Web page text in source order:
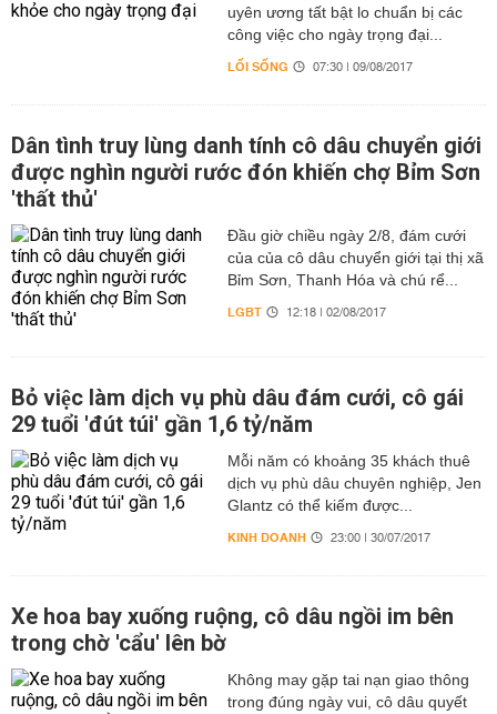
uyên ương tất bật lo chuẩn bị các
công việc cho ngày trọng đại...
LỐI SỐNG 07:30 | 09/08/2017
Dân tình truy lùng danh tính cô dâu chuyển giới
được nghìn người rước đón khiến chợ Bỉm Sơn
'thất thủ'
Đầu giờ chiều ngày 2/8, đám cưới
của của cô dâu chuyển giới tại thị xã
Bỉm Sơn, Thanh Hóa và chú rể...
LGBT 12:18 | 02/08/2017
Bỏ việc làm dịch vụ phù dâu đám cưới, cô gái
29 tuổi 'đút túi' gần 1,6 tỷ/năm
Mỗi năm có khoảng 35 khách thuê
dịch vụ phù dâu chuyên nghiệp, Jen
Glantz có thể kiếm được...
KINH DOANH 23:00 | 30/07/2017
Xe hoa bay xuống ruộng, cô dâu ngồi im bên
trong chờ 'cẩu' lên bờ
Không may gặp tai nạn giao thông
trong đúng ngày vui, cô dâu quyết